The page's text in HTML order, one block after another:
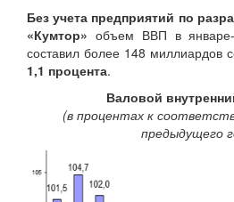
Без учета предприятий по
«Кумтор» объем ВВП в январе-
составил более 148 миллиардов
1,1 процента.
Валовой
(в процентах к
предыдущего